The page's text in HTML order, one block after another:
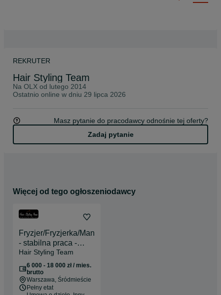
REKRUTER
Hair Styling Team
Na OLX od lutego 2014
Ostatnio online w dniu 29 lipca 2026
Masz pytanie do pracodawcy odnośnie tej oferty?
Zadaj pytanie
Więcej od tego ogłoszeniodawcy
Fryzjer/Fryzjerka/Manikiurzystka
- stabilna praca -
Blue City
Hair Styling Team
6 000 - 18 000 zł / mies.
brutto
Warszawa, Śródmieście
Pełny etat